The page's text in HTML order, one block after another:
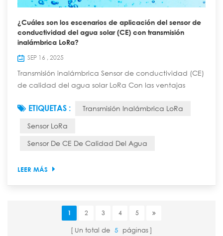
¿Cuáles son los escenarios de aplicación del sensor de
conductividad del agua solar (CE) con transmisión
inalámbrica LoRa?
SEP 16 , 2025
Transmisión inalámbrica Sensor de conductividad (CE)
de calidad del agua solar LoRa Con las ventajas
distancia, suministro de energía solar autónoma,
cableado y suministro de energía, y ser ampliamente
ETIQUETAS : Transmisión Inalámbrica LoRa
Sensor LoRa
Sensor De CE De Calidad Del Agua
LEER MÁS
1 2 3 4 5
Un total de 5 páginas